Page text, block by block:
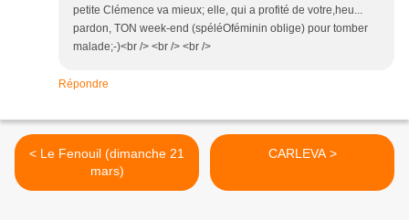
petite Clémence va mieux; elle, qui a profité de votre,heu...
pardon, TON week-end (spéléOféminin oblige) pour tomber
malade;-)<br /> <br /> <br />
Répondre
< Le Fenouil (dimanche 21
mars)
CARLEVA >